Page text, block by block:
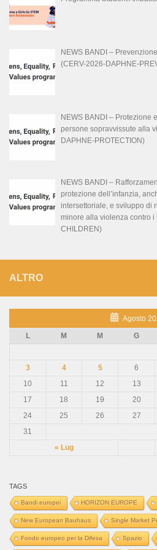
NEWS BANDI –
(CERV-2026-DAPHNE-
NEWS BANDI – Protezione
persone sopravvissute alla
DAPHNE-PROTECTION)
NEWS BANDI –
protezione dell’infanzia,
intersettoriale, e sviluppo di
minore alla violenza contro
CHILDREN)
ALTRO
Agosto
L
M M G
« Lug
3
4 5 6
10
11 12 13
17
18 19 20
24
25 26 27
31
TAGS
Bandi europei HORIZON EUROPE
New European Bauhaus Single Market
Fondo europeo per la Difesa Spazio